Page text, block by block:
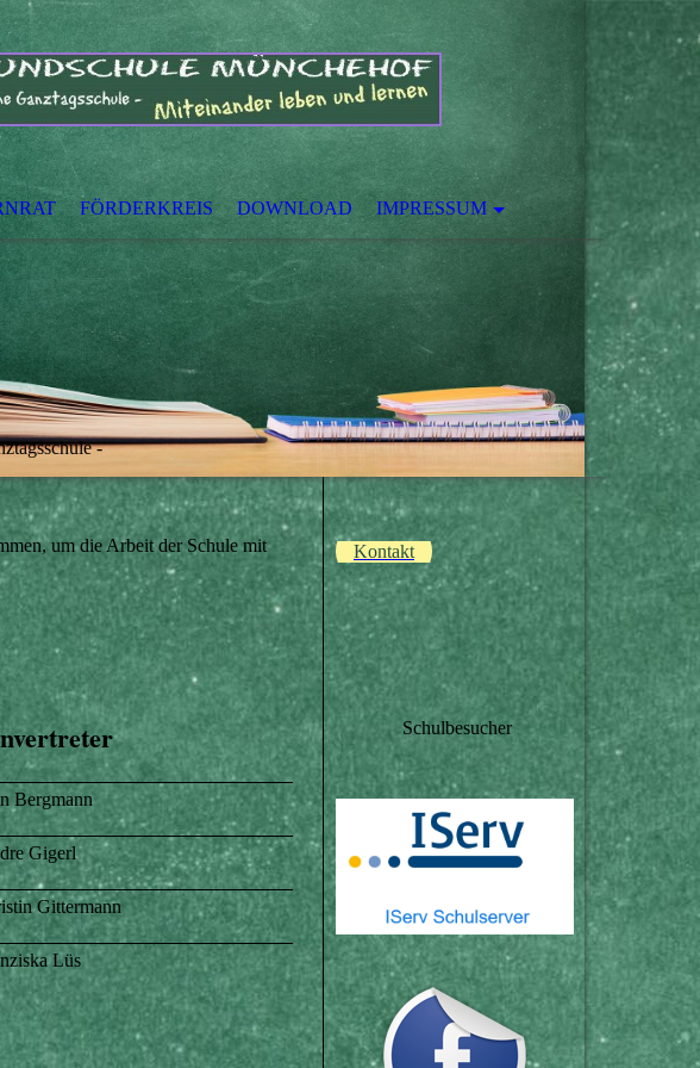
FÖRDERKREIS DOWNLOAD IMPRESSUM
-
um die Arbeit der Schule mit
Bergmann
Gigerl
Gittermann
Lüs
Kontakt
Schulbesucher